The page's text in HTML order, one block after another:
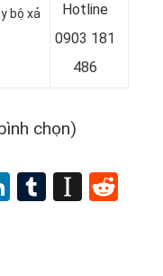
bộ xả
Hotline
0903 181
486
chọn)
LinkedIn
Tumblr